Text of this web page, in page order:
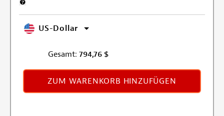
US-Dollar
Gesamt: 794,76 $
ZUM WARENKORB HINZUFÜGEN